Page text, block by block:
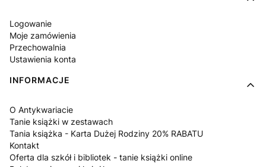
Logowanie
Moje zamówienia
Przechowalnia
Ustawienia konta
INFORMACJE
O Antykwariacie
Tanie książki w zestawach
Tania książka - Karta Dużej Rodziny 20% RABATU
Kontakt
Oferta dla szkół i bibliotek - tanie książki online